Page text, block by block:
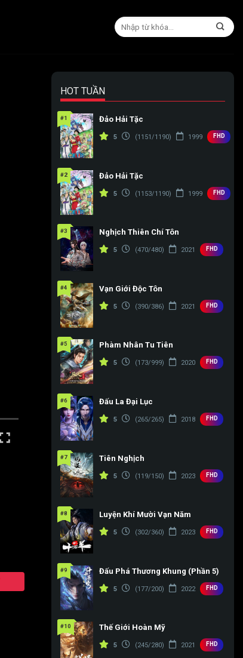
HOT TUẦN
#1 Đảo Hải Tặc
5 (1151/1190) 1999 FHD
#2 Đảo Hải Tặc
5 (1153/1190) 1999 FHD
#3 Nghịch Thiên Chí Tôn
5 (470/480) 2021 FHD
#4 Vạn Giới Độc Tôn
5 (390/386) 2021 FHD
#5 Phàm Nhân Tu Tiên
5 (173/999) 2020 FHD
#6 Đấu La Đại Lục
5 (265/265) 2018 FHD
#7 Tiên Nghịch
5 (119/150) 2023 FHD
#8 Luyện Khí Mười Vạn Năm
5 (302/360) 2023 FHD
#9 Đấu Phá Thương Khung (Phần 5)
5 (177/200) 2022 FHD
#10 Thế Giới Hoàn Mỹ
5 (245/280) 2021 FHD